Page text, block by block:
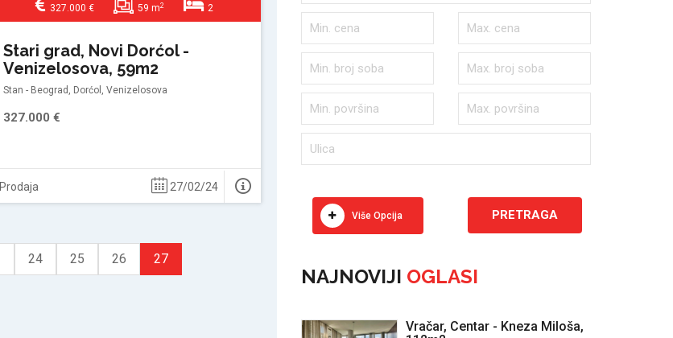
327.000 € 59 m2 2
Stari grad, Novi Dorćol -
Venizelosova, 59m2
Stan - Beograd, Dorćol, Venizelosova
327.000 €
Prodaja 27/02/24
24 25 26 27
Više Opcija
NAJNOVIJI OGLASI
Vračar, Centar - Kneza Miloša,